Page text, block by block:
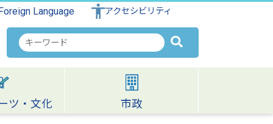
Language アクセシビリティ
検
索
キ
ワ
ー
ツ・文化 市政